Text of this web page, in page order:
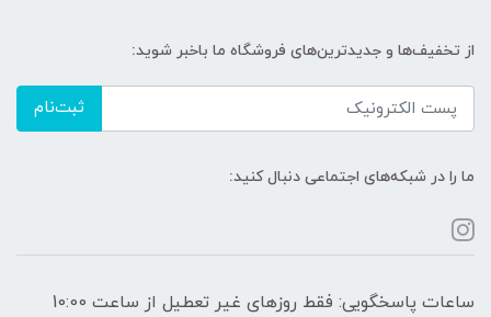
از تخفیف‌ها و جدیدترین‌های فروشگاه ما باخبر شوید:
ثبت‌نام
ما را در شبکه‌های اجتماعی دنبال کنید:
ساعات پاسخگویی: فقط روزهای غیر تعطیل از ساعت 10:00